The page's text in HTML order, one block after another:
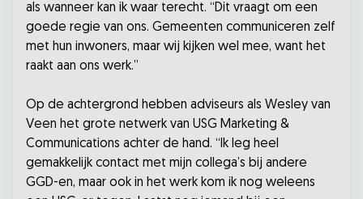
als wanneer kan ik waar terecht. “Dit vraagt om een
goede regie van ons. Gemeenten communiceren zelf
met hun inwoners, maar wij kijken wel mee, want het
raakt aan ons werk.”
Op de achtergrond hebben adviseurs als Wesley van
Veen het grote netwerk van USG Marketing &
Communications achter de hand. “Ik leg heel
gemakkelijk contact met mijn collega’s bij andere
GGD-en, maar ook in het werk kom ik nog weleens